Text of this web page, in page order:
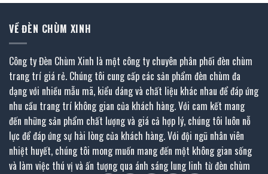
VỀ ĐÈN CHÙM XINH
Công ty Đèn Chùm Xinh là một công ty chuyên phân phối đèn chùm
trang trí giá rẻ. Chúng tôi cung cấp các sản phẩm đèn chùm đa
dạng với nhiều mẫu mã, kiểu dáng và chất liệu khác nhau để đáp ứng
nhu cầu trang trí không gian của khách hàng. Với cam kết mang
đến những sản phẩm chất lượng và giá cả hợp lý, chúng tôi luôn nỗ
lực để đáp ứng sự hài lòng của khách hàng. Với đội ngũ nhân viên
nhiệt huyết, chúng tôi mong muốn mang đến một không gian sống
và làm việc thú vị và ấn tượng qua ánh sáng lung linh từ đèn chùm